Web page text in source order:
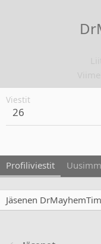
Viestit
26
Profiliviestit
Jäsenen